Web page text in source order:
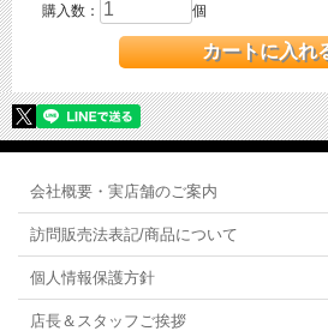
購入数： 個
会社概要・実店舗のご案内
訪問販売法表記/商品について
個人情報保護方針
店長＆スタッフご挨拶